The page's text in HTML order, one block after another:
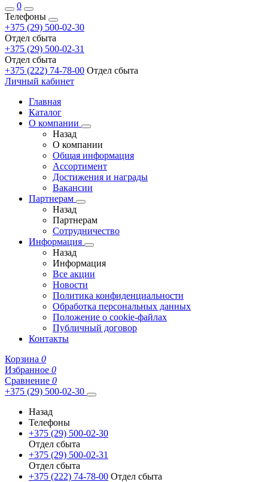
0
Телефоны
+375 (29) 500-02-30
Отдел сбыта
+375 (29) 500-02-31
Отдел сбыта
+375 (222) 74-78-00 Отдел сбыта
Личный кабинет
Главная
Каталог
О компании
Назад
О компании
Общая информация
Ассортимент
Достижения и награды
Вакансии
Партнерам
Назад
Партнерам
Сотрудничество
Информация
Назад
Информация
Все акции
Новости
Политика конфиденциальности
Обработка персональных данных
Положение о cookie-файлах
Публичный договор
Контакты
Корзина 0
Избранное 0
Сравнение 0
+375 (29) 500-02-30
Назад
Телефоны
+375 (29) 500-02-30
Отдел сбыта
+375 (29) 500-02-31
Отдел сбыта
+375 (222) 74-78-00 Отдел сбыта